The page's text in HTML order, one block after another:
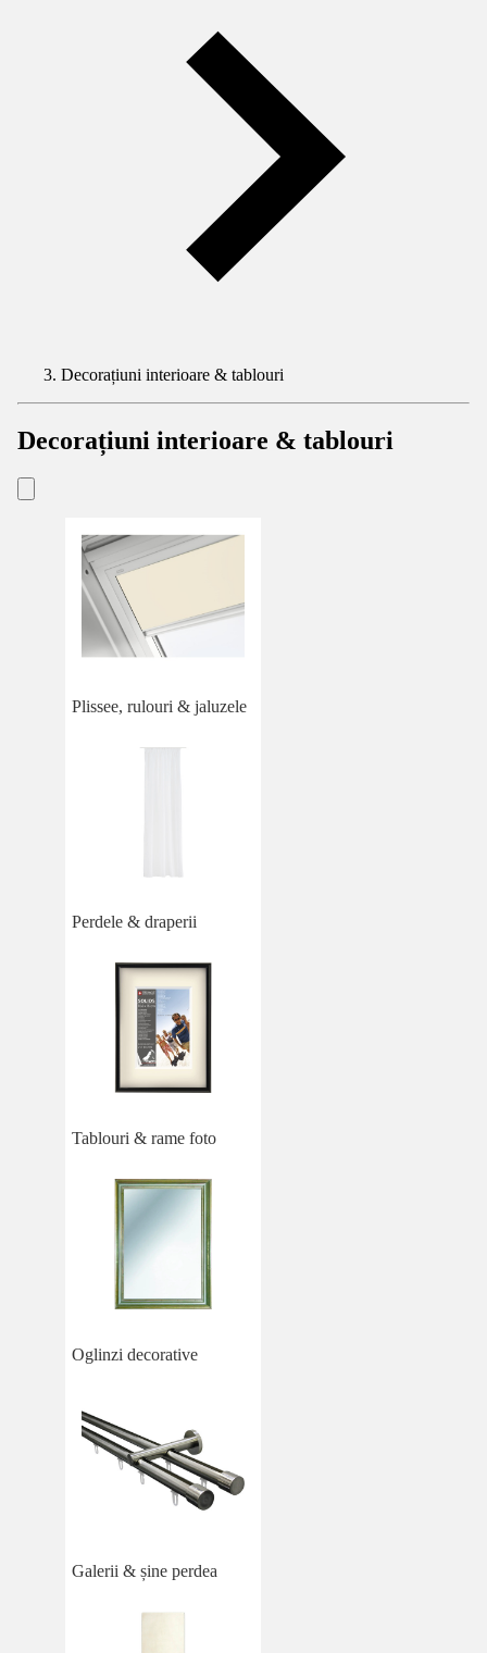
Decorațiuni interioare & tablouri
Decorațiuni interioare & tablouri
Plissee, rulouri & jaluzele
Perdele & draperii
Tablouri & rame foto
Oglinzi decorative
Galerii & șine perdea